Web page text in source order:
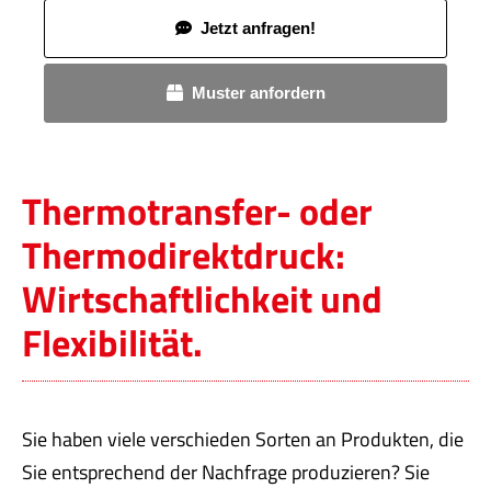
Jetzt anfragen!
Muster anfordern
Thermotransfer- oder
Thermodirektdruck:
Wirtschaftlichkeit und
Flexibilität.
Sie haben viele verschieden Sorten an Produkten, die
Sie entsprechend der Nachfrage produzieren? Sie